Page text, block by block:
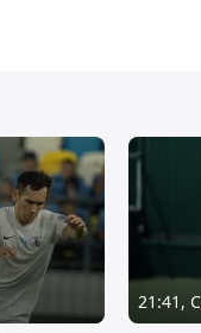
21:41,